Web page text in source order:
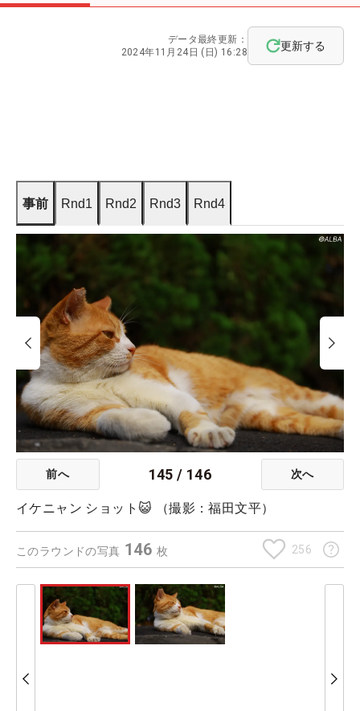
データ最終更新：
2024年11月24日 (日) 16:28
更新する
事前 Rnd1 Rnd2 Rnd3 Rnd4
前へ 145 / 146 次へ
イケニャン ショット😺 （撮影：福田文平）
このラウンドの写真 146 枚 256